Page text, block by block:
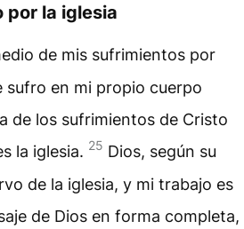
por la iglesia
de mis sufrimientos por
sufro en mi propio cuerpo
de los sufrimientos de Cristo
la iglesia. 25 Dios, según su
de la iglesia, y mi trabajo es
de Dios en forma completa,